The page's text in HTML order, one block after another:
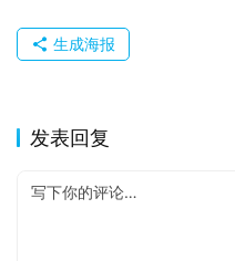
生成海报
发表回复